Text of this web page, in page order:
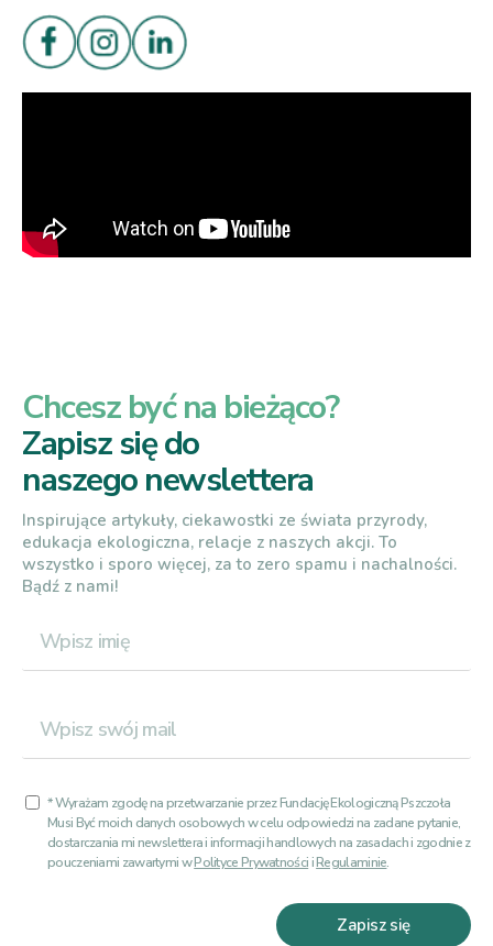
Chcesz być na bieżąco?
Zapisz się do
naszego newslettera
Inspirujące artykuły, ciekawostki ze świata przyrody,
edukacja ekologiczna, relacje z naszych akcji. To
wszystko i sporo więcej, za to zero spamu i nachalności.
Bądź z nami!
* Wyrażam zgodę na przetwarzanie przez Fundację Ekologiczną Pszczoła
Musi Być moich danych osobowych w celu odpowiedzi na zadane pytanie,
dostarczania mi newslettera i informacji handlowych na zasadach i zgodnie z
pouczeniami zawartymi wPolityce PrywatnościiRegulaminie.
Zapisz się